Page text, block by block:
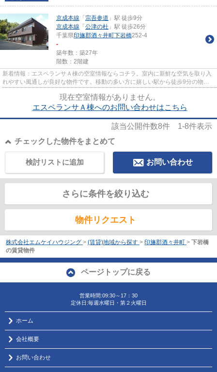
京成本線 「 宗吾参道 」駅 徒歩9分
京成本線 「 公津の杜 」駅 徒歩26分
千葉県印旛郡酒々井町下岩橋252-4
-
築年数：築27年
階数：2階建
新着情報：エスペランサＡ棟の空室情報ならコチラ。室内に新鮮な空気を取り入
れやすい風通しが良好な物件です。移動の多い方に嬉しい駅から徒歩9分の物件
現在空室情報がありません。
エスペランサＡ棟へのお問い合わせはこちら
該当公開件数8件 1-8件表示
チェックした物件をまとめて
お問い合わせ
検討リストに追加
さらに条件を絞り込む
物件リクエスト
株式会社エムケイハウジング > (賃貸)地域から探す > 印旛郡酒々井町 > 下岩橋
の賃貸物件
ページトップに戻る
営業時間:09:30～17：30
定休日:毎週水曜日・第２火曜日
ホーム
会社概要
お問い合わせ